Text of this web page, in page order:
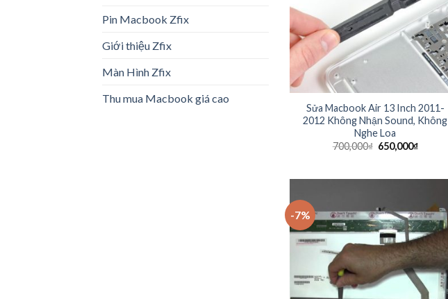
Pin Macbook Zfix
Giới thiệu Zfix
Màn Hình Zfix
Thu mua Macbook giá cao
Sửa Macbook Air 13 Inch 2011-
2012 Không Nhận Sound, Không
Nghe Loa
700,000₫ 650,000₫
-7%